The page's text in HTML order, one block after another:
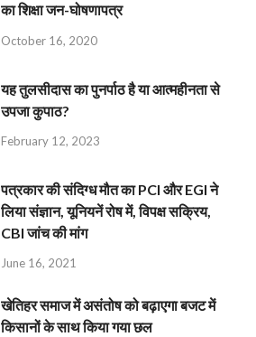
का शिक्षा जन-घोषणापत्र
October 16, 2020
यह तुलसीदास का पुनर्पाठ है या आत्महीनता से
उपजा कुपाठ?
February 12, 2023
पत्रकार की संदिग्ध मौत का PCI और EGI ने
लिया संज्ञान, यूनियनें रोष में, विपक्ष सक्रिय,
CBI जांच की मांग
June 16, 2021
खेतिहर समाज में असंतोष को बढ़ाएगा बजट में
किसानों के साथ किया गया छल